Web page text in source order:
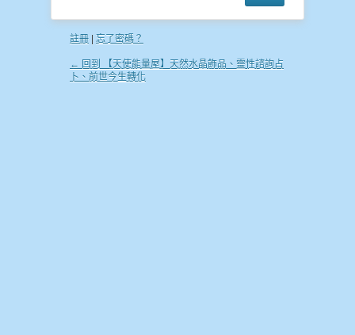
註冊 忘了密碼？
← 回到 【天使能量屋】天然水晶飾品、靈性諮詢占
卜、前世今生轉化